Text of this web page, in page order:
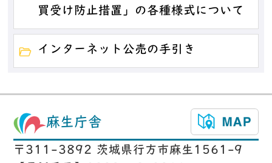
買受け防止措置」の各種様式について
インターネット公売の手引き
麻生庁舎
〒311-3892 茨城県行方市麻生1561-9